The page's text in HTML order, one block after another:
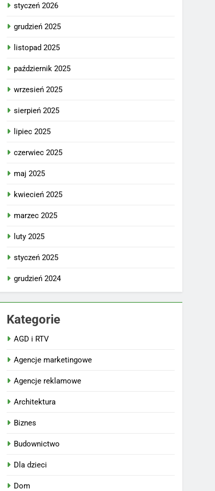
styczeń 2026
grudzień 2025
listopad 2025
październik 2025
wrzesień 2025
sierpień 2025
lipiec 2025
czerwiec 2025
maj 2025
kwiecień 2025
marzec 2025
luty 2025
styczeń 2025
grudzień 2024
Kategorie
AGD i RTV
Agencje marketingowe
Agencje reklamowe
Architektura
Biznes
Budownictwo
Dla dzieci
Dom